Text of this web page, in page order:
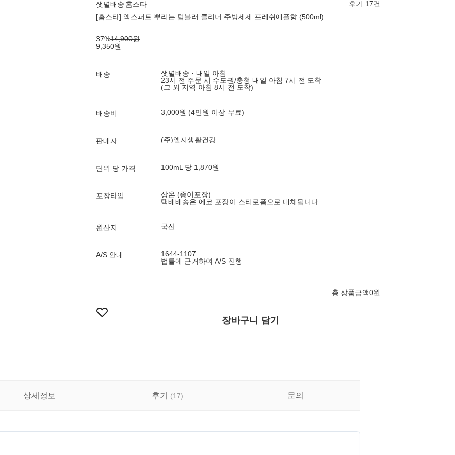
샛별배송 홈스타
후기 17건
[홈스타] 엑스퍼트 뿌리는 텀블러 클리너 주방세제 프레쉬애플향 (500ml)
37%14,900원
9,350원
배송
샛별배송 · 내일 아침
23시 전 주문 시 수도권/충청 내일 아침 7시 전 도착
(그 외 지역 아침 8시 전 도착)
배송비 3,000원 (4만원 이상 무료)
판매자 (주)엘지생활건강
단위 당 가격 100mL 당 1,870원
포장타입
상온 (종이포장)
택배배송은 에코 포장이 스티로폼으로 대체됩니다.
원산지 국산
A/S 안내
1644-1107
법률에 근거하여 A/S 진행
총 상품금액0원
장바구니 담기
상세정보 후기 (17) 문의